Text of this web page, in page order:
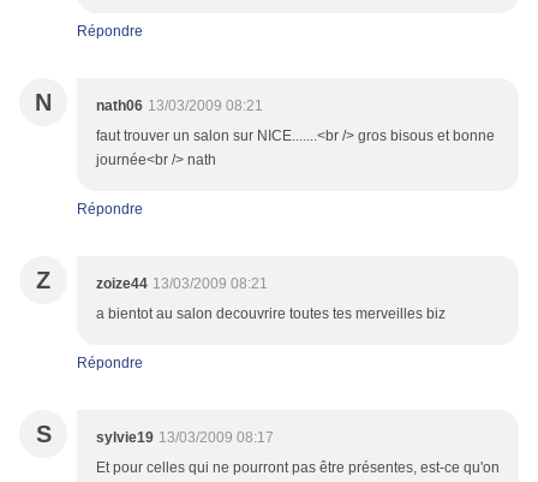
Répondre
N nath06 13/03/2009 08:21
faut trouver un salon sur NICE.......<br /> gros bisous et bonne
journée<br /> nath
Répondre
Z zoize44 13/03/2009 08:21
a bientot au salon decouvrire toutes tes merveilles biz
Répondre
S sylvie19 13/03/2009 08:17
Et pour celles qui ne pourront pas être présentes, est-ce qu'on